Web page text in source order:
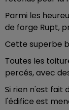
Parmi les
de forge Rupt,
Cette superbe
Toutes les
percés, avec
Si rien n'est fait
l'édifice est